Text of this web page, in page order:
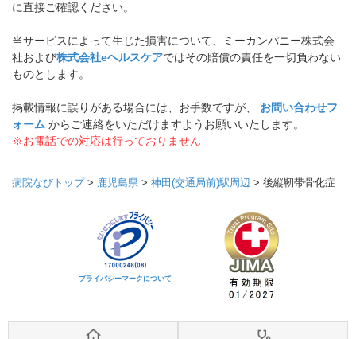
に直接ご確認ください。
当サービスによって生じた損害について、ミーカンパニー株式会
社および株式会社eヘルスケアではその賠償の責任を一切負わない
ものとします。
掲載情報に誤りがある場合には、お手数ですが、 お問い合わせフ
ォーム からご連絡をいただけますようお願いいたします。
※お電話での対応は行っておりません
病院なびトップ> 鹿児島県 > 神田(交通局前)駅周辺 > 後縦靭帯骨化症
プライバシーマークについて